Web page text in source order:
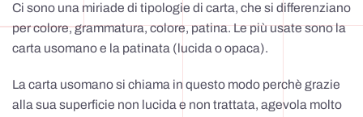
Ci sono una miriade di tipologie di carta, che si differenziano
per colore, grammatura, colore, patina. Le più usate sono la
carta usomano e la patinata (lucida o opaca).
La carta usomano si chiama in questo modo perchè grazie
alla sua superficie non lucida e non trattata, agevola molto